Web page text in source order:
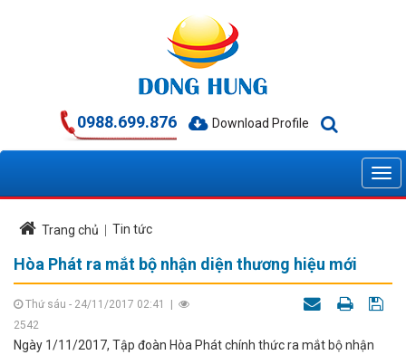
0988.699.876 Download Profile
Trang chủ Tin tức
Hòa Phát ra mắt bộ nhận diện thương hiệu mới
Thứ sáu - 24/11/2017 02:41
2542
Ngày 1/11/2017, Tập đoàn Hòa Phát chính thức ra mắt bộ nhận